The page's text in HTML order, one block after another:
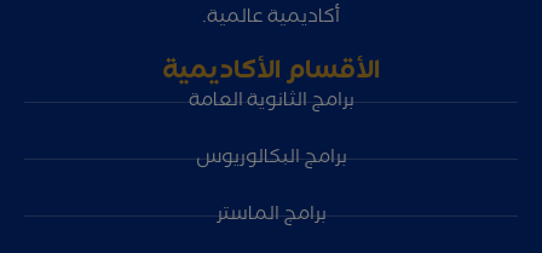
أكاديمية عالمية.
الأقسام الأكاديمية
برامج الثانوية العامة
برامج البكالوريوس
برامج الماستر